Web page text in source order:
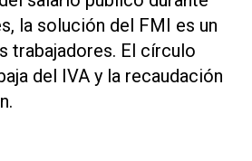
la solución del FMI es un
trabajadores. El círculo
del IVA y la recaudación